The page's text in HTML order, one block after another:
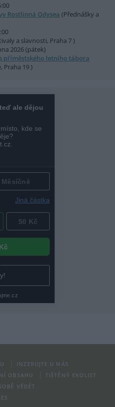
Rostlinná Odysea (Přednášky a
a slavnosti, Praha 7 )
2026 (pátek)
příměstského letního tábora
Praha 19 )
INZERUJTE U NÁS
OBSAHU
TIŠTĚNÝ EKOLIST
VĚDĚT